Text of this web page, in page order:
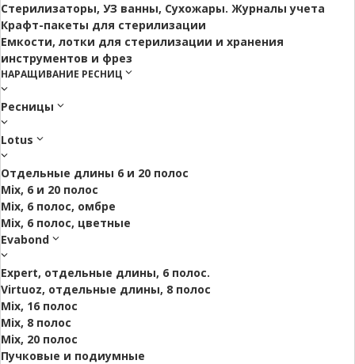
Стерилизаторы, УЗ ванны, Сухожары. Журналы учета
Крафт-пакеты для стерилизации
Емкости, лотки для стерилизации и хранения
инструментов и фрез
НАРАЩИВАНИЕ РЕСНИЦ
Ресницы
Lotus
Отдельные длины 6 и 20 полос
Mix, 6 и 20 полос
Mix, 6 полос, омбре
Mix, 6 полос, цветные
Evabond
Expert, отдельные длины, 6 полос.
Virtuoz, отдельные длины, 8 полос
Mix, 16 полос
Mix, 8 полос
Mix, 20 полос
Пучковые и подиумные